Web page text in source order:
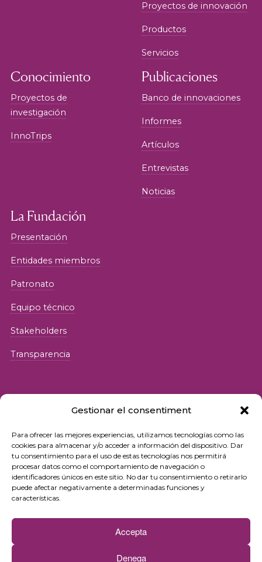
Gestionar el consentiment
Para ofrecer las mejores experiencias, utilizamos tecnologías como las
cookies para almacenar y/o acceder a información del dispositivo. Dar
tu consentimiento para el uso de estas tecnologías nos permitirá
procesar datos como el comportamiento de navegación o
identificadores únicos en este sitio. No dar tu consentimiento o retirarlo
puede afectar negativamente a determinadas funciones y
características.
Accepta
Denega
Proyectos de innovación
Productos
Servicios
Conocimiento
Proyectos de
investigación
InnoTrips
Publicaciones
Banco de innovaciones
Informes
Artículos
Entrevistas
Noticias
La Fundación
Presentación
Entidades miembros
Patronato
Equipo técnico
Stakeholders
Transparencia
© 2026 Fundació iSocial
Política de privacidad
Condiciones de uso
Política de cookies
Contacto